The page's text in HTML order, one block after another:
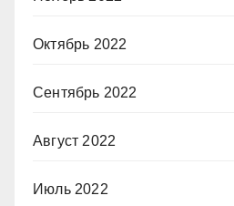
Октябрь 2022
Сентябрь 2022
Август 2022
Июль 2022